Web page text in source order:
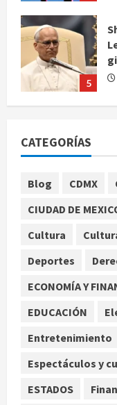
5
CATEGORÍAS
Blog CDMX
CIUDAD DE
Cultura
Deportes
ECONOMÍA Y
EDUCACIÓN
Entretenimiento
Espectáculos y
ESTADOS